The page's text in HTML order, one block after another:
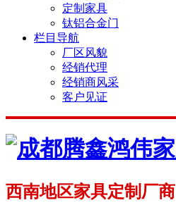
定制家具
钛铝合金门
栏目导航
厂区风貌
经销代理
经销商风采
客户见证
西南地区家具定制厂商